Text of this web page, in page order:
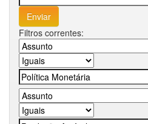
Filtros correntes: